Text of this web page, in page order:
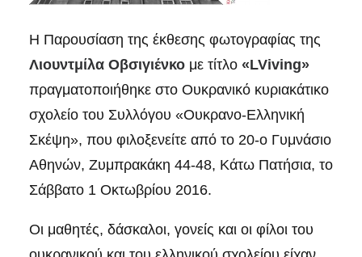
Η Παρουσίαση της έκθεσης φωτογραφίας της
Λιουντμίλα Οβσιγιένκο με τίτλο «LViving»
πραγματοποιήθηκε στο Ουκρανικό κυριακάτικο
σχολείο του Συλλόγου «Ουκρανο-Ελληνική
Σκέψη», που φιλοξενείτε από το 20-ο Γυμνάσιο
Αθηνών, Ζυμπρακάκη 44-48, Κάτω Πατήσια, το
Σάββατο 1 Οκτωβρίου 2016.
Οι μαθητές, δάσκαλοι, γονείς και οι φίλοι του